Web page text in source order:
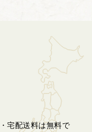
宅配送料は無料で